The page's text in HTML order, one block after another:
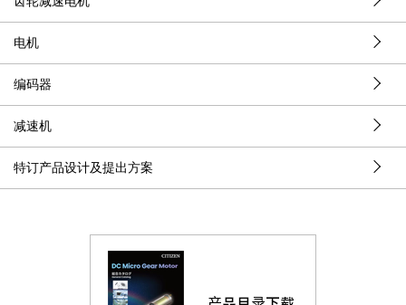
电机
编码器
减速机
特订产品设计及提出方案